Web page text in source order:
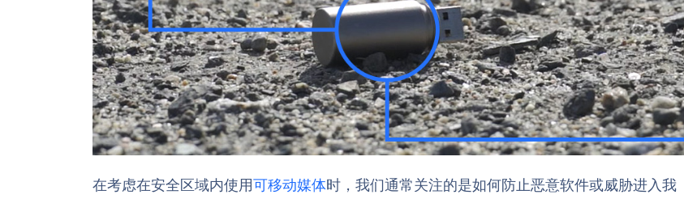
在考虑在安全区域内使用可移动媒体时，我们通常关注的是如何防止恶意软件或威胁进入我